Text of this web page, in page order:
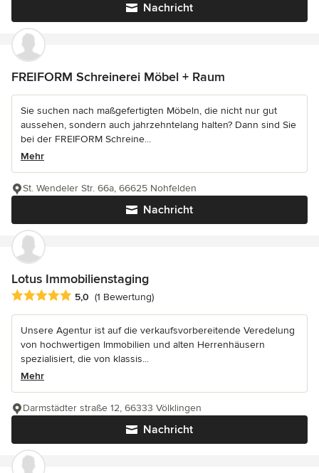
Nachricht
FREIFORM Schreinerei Möbel + Raum
Sie suchen nach maßgefertigten Möbeln, die nicht nur gut
aussehen, sondern auch jahrzehntelang halten? Dann sind Sie
bei der FREIFORM Schreine...
Mehr
Nachricht
St. Wendeler Str. 66a, 66625 Nohfelden
Lotus Immobilienstaging
Durchschnittliche Bewertung: 5 von 5 Sternen
5,0 (1 Bewertung)
Unsere Agentur ist auf die verkaufsvorbereitende Veredelung
von hochwertigen Immobilien und alten Herrenhäusern
spezialisiert, die von klassis...
Mehr
Nachricht
Darmstädter straße 12, 66333 Völklingen